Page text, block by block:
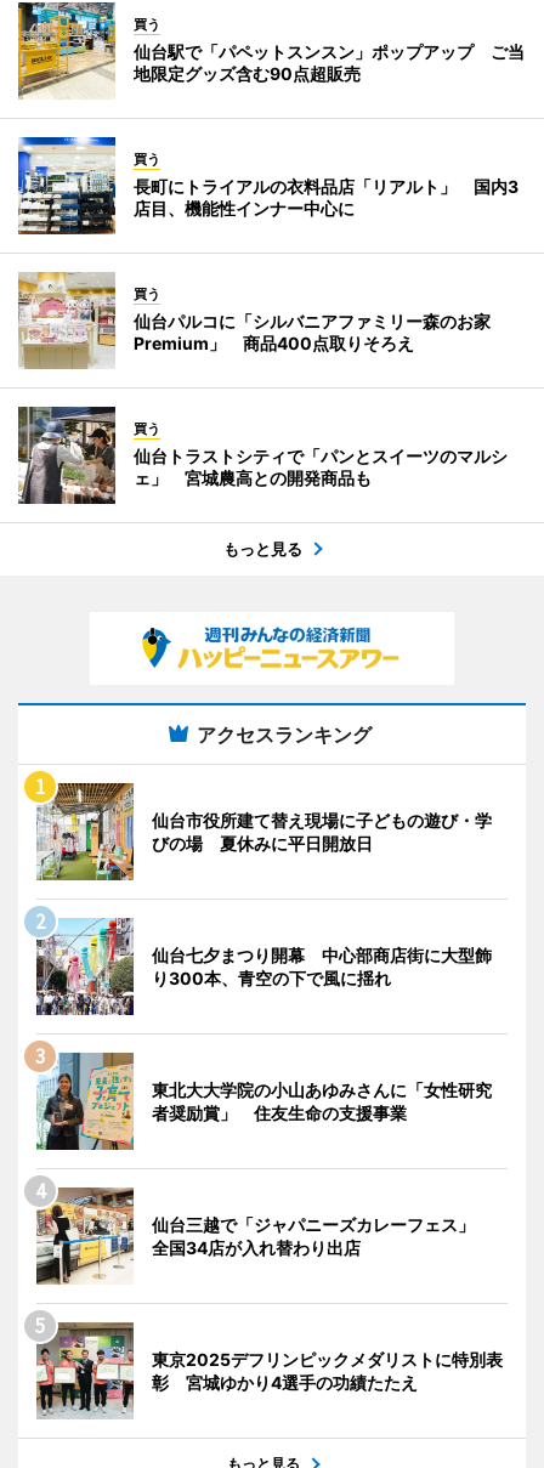
買う
仙台駅で「パペットスンスン」ポップアップ ご当
地限定グッズ含む90点超販売
買う
長町にトライアルの衣料品店「リアルト」 国内3
店目、機能性インナー中心に
買う
仙台パルコに「シルバニアファミリー森のお家
Premium」 商品400点取りそろえ
買う
仙台トラストシティで「パンとスイーツのマルシ
ェ」 宮城農高との開発商品も
もっと見る
アクセスランキング
仙台市役所建て替え現場に子どもの遊び・学
びの場 夏休みに平日開放日
仙台七夕まつり開幕 中心部商店街に大型飾
り300本、青空の下で風に揺れ
東北大大学院の小山あゆみさんに「女性研究
者奨励賞」 住友生命の支援事業
仙台三越で「ジャパニーズカレーフェス」
全国34店が入れ替わり出店
東京2025デフリンピックメダリストに特別表
彰 宮城ゆかり4選手の功績たたえ
もっと見る